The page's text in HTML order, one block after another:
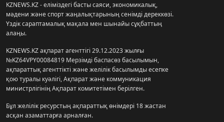
KZNEWS.KZ - еліміздегі басты саяси, экономикалық,
мәдени және спорт жаңалықтарының сенімді дереккөзі.
Үздік сараптамалық мақала мен шынайы сұқбаттың
алаңы.
KZNEWS.KZ ақпарат агенттігі 29.12.2023 жылғы
№KZ64VPY00084819 Мерзімді баспасөз басылымын,
ақпараттық агенттікті және желілік басылымды есепке
қою туралы куәлігі, Ақпарат және коммуникация
министрлігінің Ақпарат комитетімен берілген.
Бұл желілік ресурстың ақпараттық өнімдері 18 жастан
асқан азаматтарға арналған.